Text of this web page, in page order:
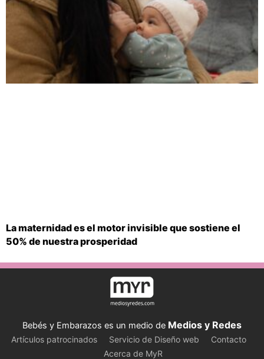
La maternidad es el motor invisible que sostiene el
50% de nuestra prosperidad
Bebés y Embarazos es un medio de Medios y Redes
Artículos patrocinados Servicio de Diseño web
Contacto
Acerca de MyR